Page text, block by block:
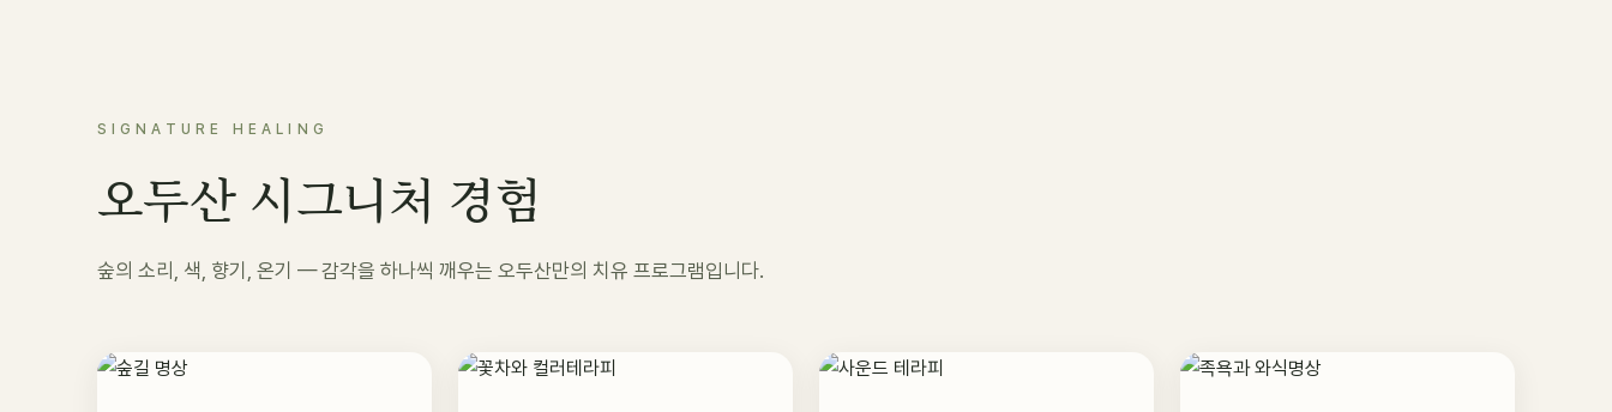
SIGNATURE HEALING
오두산 시그니처 경험
숲의 소리, 색, 향기, 온기 — 감각을 하나씩 깨우는 오두산만의 치유 프로그램입니다.